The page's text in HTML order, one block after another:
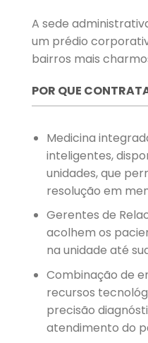
A sede
um prédio
bairros mais
POR QUE
Medicina
inteligentes,
unidades, que
resolução em
Gerentes de
acolhem os
na unidade até
Combinação de
recursos
precisão
atendimento do